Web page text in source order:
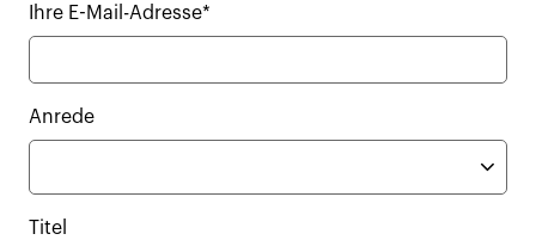
Ihre E-Mail-Adresse*
Anrede
Titel